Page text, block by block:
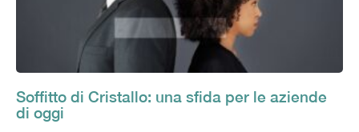
Soffitto di Cristallo: una sfida per le aziende
di oggi